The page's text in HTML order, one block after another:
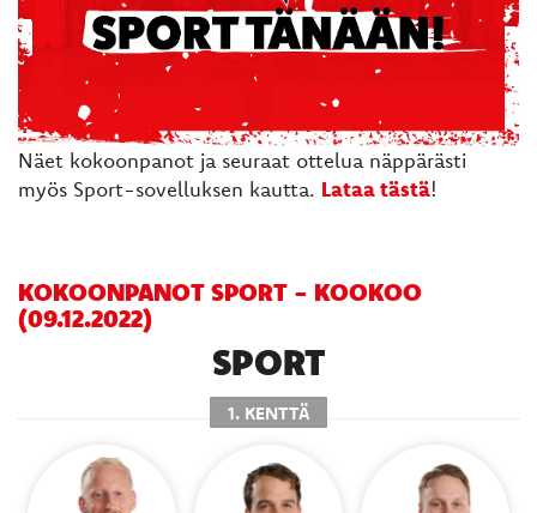
Näet kokoonpanot ja seuraat ottelua näppärästi
myös Sport-sovelluksen kautta. Lataa tästä!
KOKOONPANOT SPORT - KOOKOO
(09.12.2022)
SPORT
1. KENTTÄ